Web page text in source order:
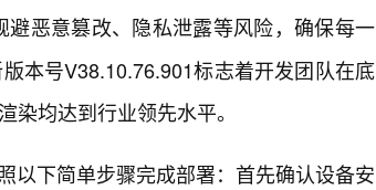
恶意篡改、隐私泄露等风险，确保每一
本号V38.10.76.901标志着开发团队在底
均达到行业领先水平。
以下简单步骤完成部署：首先确认设备安